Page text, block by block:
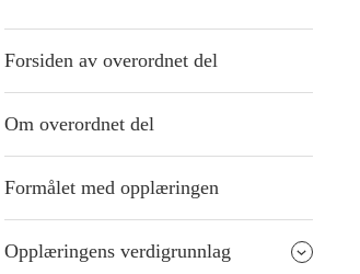
Forsiden av overordnet del
Om overordnet del
Formålet med opplæringen
Opplæringens verdigrunnlag